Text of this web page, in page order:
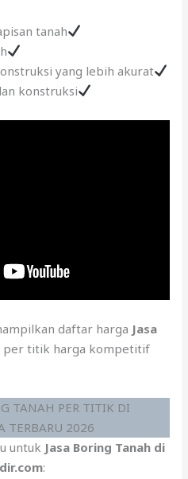
tanah
yang lebih akurat
konstruksi
daftar harga Jasa
per titik harga kompetitif
TANAH PER TITIK DI
TERBARU 2026
untuk Jasa Boring Tanah di
: